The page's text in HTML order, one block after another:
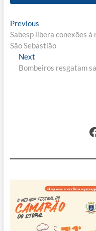
Navegação
de
Post
PreviousPrevious
post:
Sabesp libera conexões à
São Sebastião
Next
post:
Bombeiros resgatam